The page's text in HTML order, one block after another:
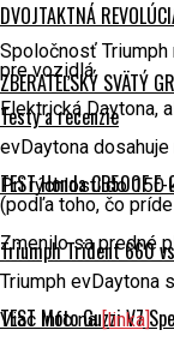
DVOJTAKTNÁ
ZBERATEĽSKÝ
Testy a recenzie
TEST Honda CB500F
Triumph Trident 660
TEST Moto Guzzi V7
Spoločnosť
pre vozidlá.
Elektrická Daytona,
evDaytona
Pri rýchlosti do 150
(podľa toho, čo
Zmenilo sa predné
Triumph evDaytona
Viac info na[linka]